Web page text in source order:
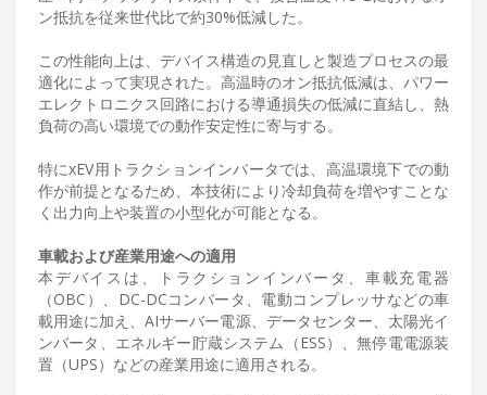
ン抵抗を従来世代比で約30%低減した。
この性能向上は、デバイス構造の見直しと製造プロセスの最
適化によって実現された。高温時のオン抵抗低減は、パワー
エレクトロニクス回路における導通損失の低減に直結し、熱
負荷の高い環境での動作安定性に寄与する。
特にxEV用トラクションインバータでは、高温環境下での動
作が前提となるため、本技術により冷却負荷を増やすことな
く出力向上や装置の小型化が可能となる。
車載および産業用途への適用
本デバイスは、トラクションインバータ、車載充電器
（OBC）、DC-DCコンバータ、電動コンプレッサなどの車
載用途に加え、AIサーバー電源、データセンター、太陽光イ
ンバータ、エネルギー貯蔵システム（ESS）、無停電電源装
置（UPS）などの産業用途に適用される。